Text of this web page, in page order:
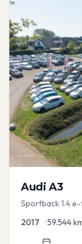
Audi A3
Sportback 1.4
2017 •59.544